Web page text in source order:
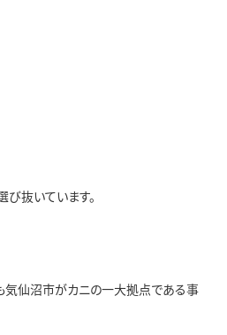
び抜いています。
気仙沼市がカニの一大拠点である事